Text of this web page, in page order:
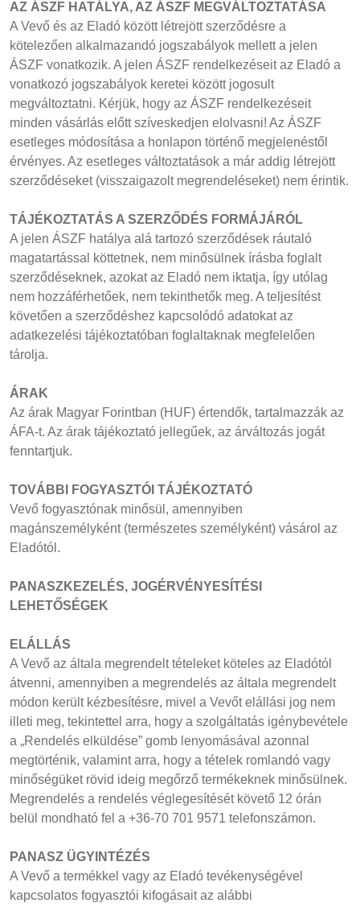
AZ ÁSZF HATÁLYA, AZ ÁSZF MEGVÁLTOZTATÁSA
A Vevő és az Eladó között létrejött szerződésre a
kötelezően alkalmazandó jogszabályok mellett a jelen
ÁSZF vonatkozik. A jelen ÁSZF rendelkezéseit az Eladó a
vonatkozó jogszabályok keretei között jogosult
megváltoztatni. Kérjük, hogy az ÁSZF rendelkezéseit
minden vásárlás előtt szíveskedjen elolvasni! Az ÁSZF
esetleges módosítása a honlapon történő megjelenéstől
érvényes. Az esetleges változtatások a már addig létrejött
szerződéseket (visszaigazolt megrendeléseket) nem érintik.
TÁJÉKOZTATÁS A SZERZŐDÉS FORMÁJÁRÓL
A jelen ÁSZF hatálya alá tartozó szerződések ráutaló
magatartással köttetnek, nem minősülnek írásba foglalt
szerződéseknek, azokat az Eladó nem iktatja, így utólag
nem hozzáférhetőek, nem tekinthetők meg. A teljesítést
követően a szerződéshez kapcsolódó adatokat az
adatkezelési tájékoztatóban foglaltaknak megfelelően
tárolja.
ÁRAK
Az árak Magyar Forintban (HUF) értendők, tartalmazzák az
ÁFA-t. Az árak tájékoztató jellegűek, az árváltozás jogát
fenntartjuk.
TOVÁBBI FOGYASZTÓI TÁJÉKOZTATÓ
Vevő fogyasztónak minősül, amennyiben
magánszemélyként (természetes személyként) vásárol az
Eladótól.
PANASZKEZELÉS, JOGÉRVÉNYESÍTÉSI
LEHETŐSÉGEK
ELÁLLÁS
A Vevő az általa megrendelt tételeket köteles az Eladótól
átvenni, amennyiben a megrendelés az általa megrendelt
módon került kézbesítésre, mivel a Vevőt elállási jog nem
illeti meg, tekintettel arra, hogy a szolgáltatás igénybevétele
a „Rendelés elküldése” gomb lenyomásával azonnal
megtörténik, valamint arra, hogy a tételek romlandó vagy
minőségüket rövid ideig megőrző termékeknek minősülnek.
Megrendelés a rendelés véglegesítését követő 12 órán
belül mondható fel a +36-70 701 9571 telefonszámon.
PANASZ ÜGYINTÉZÉS
A Vevő a termékkel vagy az Eladó tevékenységével
kapcsolatos fogyasztói kifogásait az alábbi